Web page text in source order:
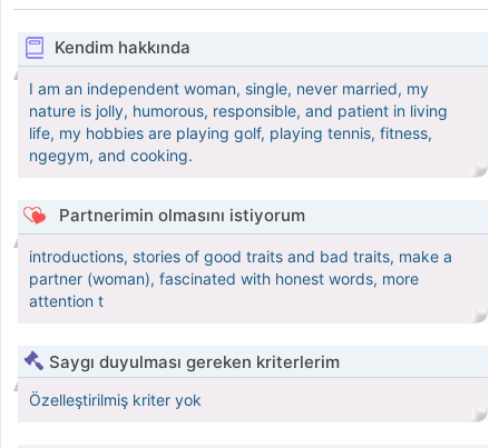
Kendim hakkında
I am an independent woman, single, never married, my
nature is jolly, humorous, responsible, and patient in living
life, my hobbies are playing golf, playing tennis, fitness,
ngegym, and cooking.
Partnerimin olmasını istiyorum
introductions, stories of good traits and bad traits, make a
partner (woman), fascinated with honest words, more
attention t
Saygı duyulması gereken kriterlerim
Özelleştirilmiş kriter yok